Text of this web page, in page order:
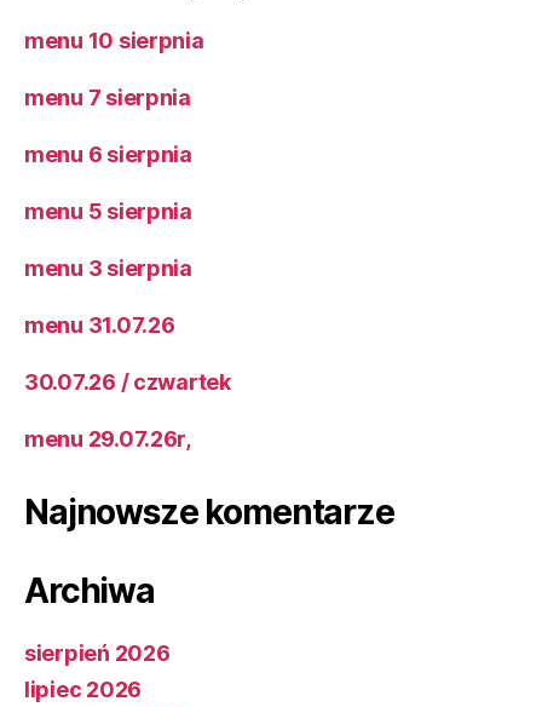
menu 10 sierpnia
menu 7 sierpnia
menu 6 sierpnia
menu 5 sierpnia
menu 3 sierpnia
menu 31.07.26
30.07.26 / czwartek
menu 29.07.26r,
Najnowsze komentarze
Archiwa
sierpień 2026
lipiec 2026